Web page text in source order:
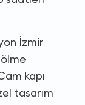
İzmir
kapı
tasarım